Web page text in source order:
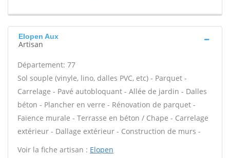
Elopen Aux
Artisan
Département: 77
Sol souple (vinyle, lino, dalles PVC, etc) - Parquet -
Carrelage - Pavé autobloquant - Allée de jardin - Dalles
béton - Plancher en verre - Rénovation de parquet -
Faïence murale - Terrasse en béton / Chape - Carrelage
extérieur - Dallage extérieur - Construction de murs -
Voir la fiche artisan : Elopen